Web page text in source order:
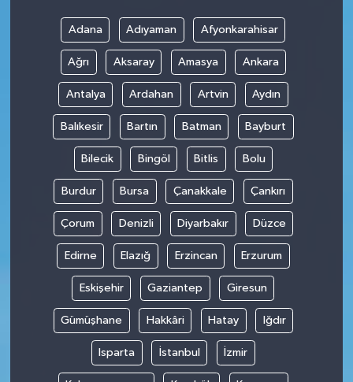
Adana Adıyaman Afyonkarahisar
Ağrı Aksaray Amasya Ankara
Antalya Ardahan Artvin Aydın
Balıkesir Bartın Batman Bayburt
Bilecik Bingöl Bitlis Bolu
Burdur Bursa Çanakkale Çankırı
Çorum Denizli Diyarbakır Düzce
Edirne Elazığ Erzincan Erzurum
Eskişehir Gaziantep Giresun
Gümüşhane Hakkâri Hatay Iğdır
Isparta İstanbul İzmir